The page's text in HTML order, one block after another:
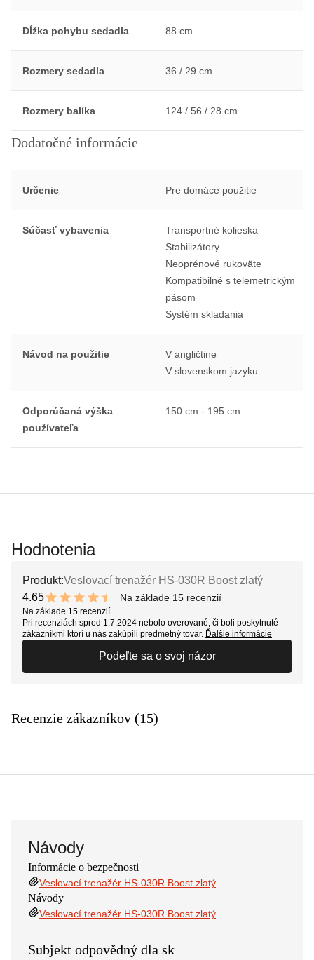
Dĺžka pohybu sedadla 88 cm
Rozmery sedadla 36 / 29 cm
Rozmery balíka 124 / 56 / 28 cm
Dodatočné informácie
Určenie Pre domáce použitie
Súčasť vybavenia
Transportné kolieska
Stabilizátory
Neoprénové rukoväte
Kompatibilné s telemetrickým
pásom
Systém skladania
Návod na použitie
V angličtine
V slovenskom jazyku
Odporúčaná výška
používateľa
150 cm - 195 cm
Hodnotenia
Produkt:Veslovací trenažér HS-030R Boost zlatý
4.65
9.3 out of 10 stars
Na základe 15 recenzií
Na základe 15 recenzií.
Pri recenziách spred 1.7.2024 nebolo overované, či boli poskytnuté
zákazníkmi ktorí u nás zakúpili predmetný tovar. Ďalšie informácie
Podeľte sa o svoj názor
Recenzie zákazníkov (15)
Návody
Informácie o bezpečnosti
Veslovací trenažér HS-030R Boost zlatý
Návody
Veslovací trenažér HS-030R Boost zlatý
Subjekt odpovědný dla sk